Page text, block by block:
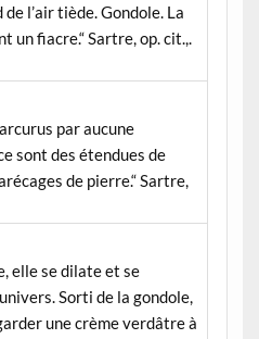
l’air tiède. Gondole. La
un fiacre.“ Sartre, op. cit.,.
par aucune
sont des étendues de
de pierre.“ Sartre,
elle se dilate et se
Sorti de la gondole,
une crème verdâtre à